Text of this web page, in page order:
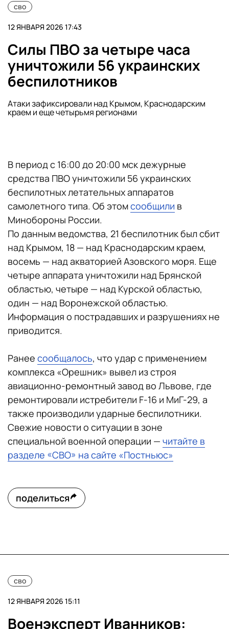
сво
12 ЯНВАРЯ 2026 17:43
Силы ПВО за четыре часа
уничтожили 56 украинских
беспилотников
Атаки зафиксировали над Крымом, Краснодарским
краем и еще четырьмя регионами
В период с 16:00 до 20:00 мск дежурные
средства ПВО уничтожили 56 украинских
беспилотных летательных аппаратов
самолетного типа. Об этомсообщили в
Минобороны России.
По данным ведомства, 21 беспилотник был сбит
над Крымом, 18 — над Краснодарским краем,
восемь — над акваторией Азовского моря. Еще
четыре аппарата уничтожили над Брянской
областью, четыре — над Курской областью,
один — над Воронежской областью.
Информация о пострадавших и разрушениях не
приводится.
Ранее сообщалось, что удар с применением
комплекса «Орешник» вывел из строя
авиационно-ремонтный завод во Львове, где
ремонтировали истребители F-16 и МиГ-29, а
также производили ударные беспилотники.
Свежие новости о ситуации в зоне
специальной военной операции — читайте в
разделе «СВО» на сайте «Постньюс»
поделиться
сво
12 ЯНВАРЯ 2026 15:11
Военэксперт Иванников: